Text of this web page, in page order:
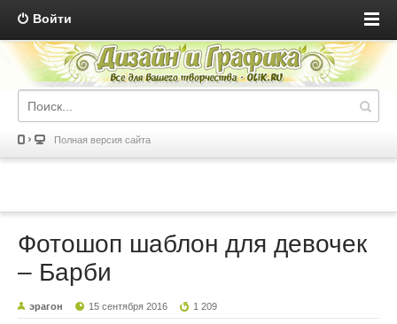
Войти
Полная версия сайта
Фотошоп шаблон для девочек
– Барби
эрагон 15 сентября 2016 1 209